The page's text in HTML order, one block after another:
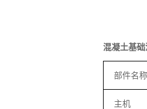
混凝土基
部件名称
主机